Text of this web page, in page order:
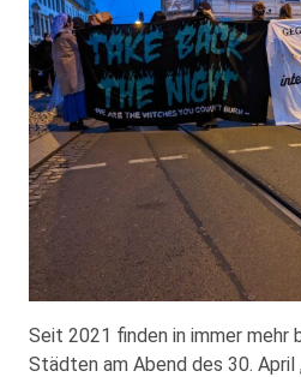
Seit 2021 finden in immer mehr
Städten am Abend des 30. April